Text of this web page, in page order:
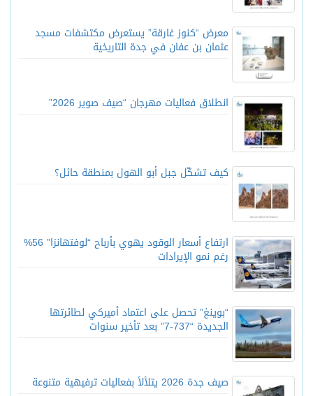
معرض “كنوز غارقة” يستعرض مكتشفات مسجد
عثمان بن عفان في جدة التاريخية
انطلاق فعاليات مهرجان “صيف صوير 2026”
كيف تشكّل جبل أبو الهول بمنطقة حائل؟
ارتفاع أسعار الوقود يهوي بأرباح “لوفتهانزا” 56%
رغم نمو الإيرادات
“بوينغ” تحصل على اعتماد أميركي لطائرتها
الجديدة “737-7” بعد تأخير سنوات
صيف جدة 2026 يتلألأ بفعاليات ترفيهية متنوعة